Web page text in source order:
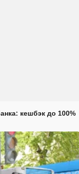
кешбэк до 100%